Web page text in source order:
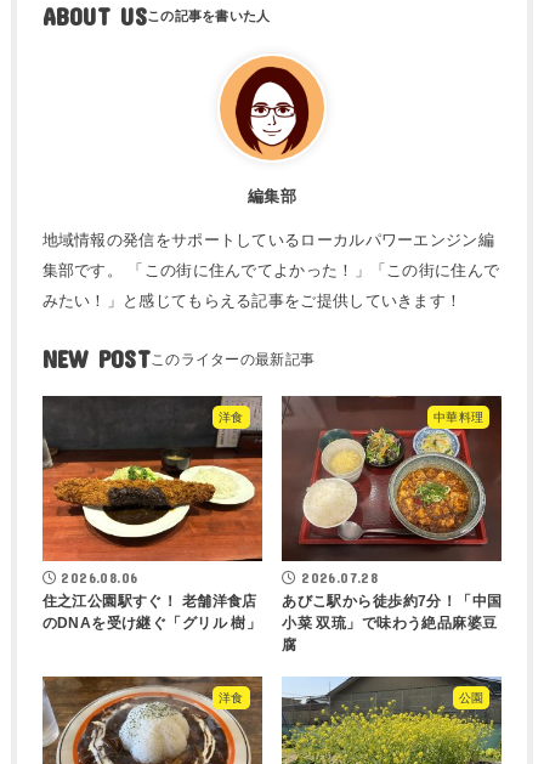
ABOUT US
編集部
地域情報の発信をサポートしているローカルパワーエンジン編
集部です。 「この街に住んでてよかった！」「この街に住んで
みたい！」と感じてもらえる記事をご提供していきます！
NEW POST
洋食
2026.08.06
住之江公園駅すぐ！ 老舗洋食店
のDNAを受け継ぐ「グリル 樹」
中華料理
2026.07.28
あびこ駅から徒歩約7分！「中国
小菜 双琉」で味わう絶品麻婆豆
腐
洋食 公園